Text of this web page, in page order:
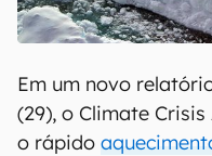
Em um novo
(29), o Climate
o rápido